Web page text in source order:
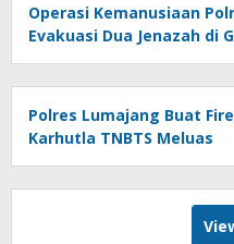
Operasi Kemanusiaan
Evakuasi Dua Jenazah di
Polres Lumajang Buat
Karhutla TNBTS Meluas